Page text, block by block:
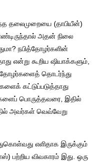
தலைமுறையை (தாபியீன்)
அதன் நிலை
நபித்தோழர்களின்
என்று கூறிய ஷியாக்களும்,
தொடர்ந்து
கட்டுப்படுத்தாது
பொருத்தவரை, இதில்
அவர்கள் வெவ்வேறு
எளிதாக இருக்கும்
பற்றிய விவகாரம் இது. ஒரு